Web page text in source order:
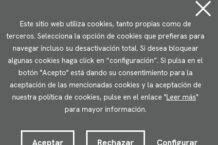
Horario de verano
Lunes a jueves
9.00 - 15.00
Viernes
9:00 - 14:00
Aviso legal Política de privacidad
Uso de cookies
Accesibilidad
Este sitio web utiliza cookies, tanto propias como de
terceros. Selecciona la opción de cookies que prefieras para
navegar incluso su desactivación total. Si desea bloquear
algunas cookies haga click en “configuración”. Si pulsa en el
botón "Acepto" está dando su consentimiento para la
aceptación de las mencionadas cookies y la aceptación de
nuestra política de cookies, pulse en el enlace "Leer más"
para mayor información.
Aceptar Rechazar Configurar